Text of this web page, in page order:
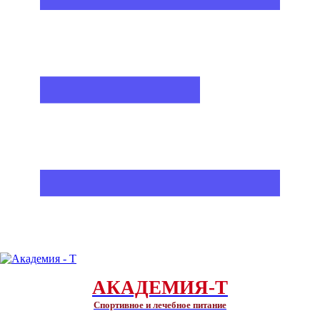
АКАДЕМИЯ-Т
Спортивное и лечебное питание